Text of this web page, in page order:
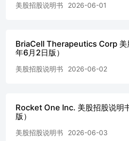
offering” as defined in Rule 415
existing trading market in the
will filea further prospectus
information about such offering
our behalf, the Sales Agent will
underwriting commissions or
美股招股说明书 2026-06-01
BriaCell Therapeutics Corp 美
年6月2日版）
美股招股说明书 2026-06-02
Rocket One Inc. 美股招股说明
版）
美股招股说明书 2026-06-03